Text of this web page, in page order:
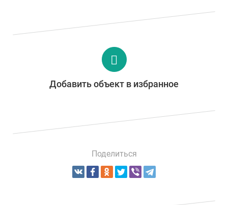
Добавить объект в избранное
Поделиться